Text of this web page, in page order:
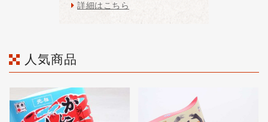
詳細はこちら
人気商品